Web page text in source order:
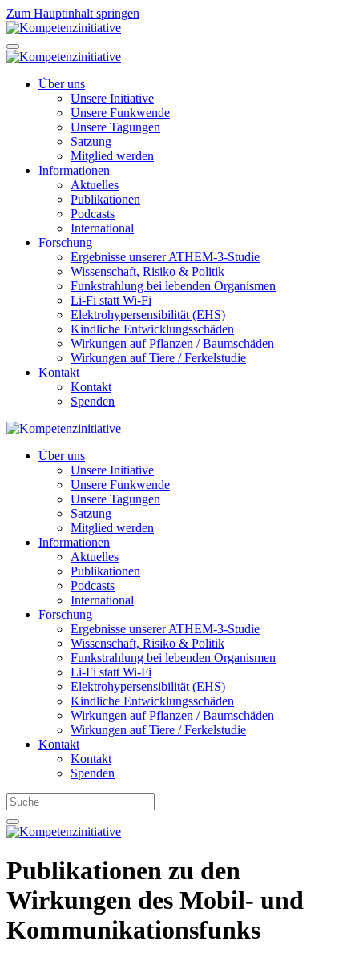
Zum Hauptinhalt springen
Über uns
Unsere Initiative
Unsere Funkwende
Unsere Tagungen
Satzung
Mitglied werden
Informationen
Aktuelles
Publikationen
Podcasts
International
Forschung
Ergebnisse unserer ATHEM-3-Studie
Wissenschaft, Risiko & Politik
Funkstrahlung bei lebenden Organismen
Li-Fi statt Wi-Fi
Elektrohypersensibilität (EHS)
Kindliche Entwicklungsschäden
Wirkungen auf Pflanzen / Baumschäden
Wirkungen auf Tiere / Ferkelstudie
Kontakt
Kontakt
Spenden
Über uns
Unsere Initiative
Unsere Funkwende
Unsere Tagungen
Satzung
Mitglied werden
Informationen
Aktuelles
Publikationen
Podcasts
International
Forschung
Ergebnisse unserer ATHEM-3-Studie
Wissenschaft, Risiko & Politik
Funkstrahlung bei lebenden Organismen
Li-Fi statt Wi-Fi
Elektrohypersensibilität (EHS)
Kindliche Entwicklungsschäden
Wirkungen auf Pflanzen / Baumschäden
Wirkungen auf Tiere / Ferkelstudie
Kontakt
Kontakt
Spenden
Publikationen zu den
Wirkungen des Mobil- und
Kommunikationsfunks